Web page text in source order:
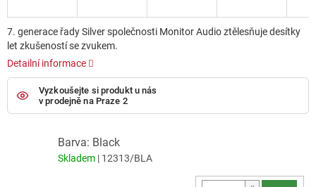
Vyzkoušejte si produkt u nás
v prodejně na Praze 2
Barva: Black
Skladem | 12313/BLA
7. generace řady Silver společnosti Monitor Audio ztělesňuje desítky
let zkušeností se zvukem.
Detailní informace